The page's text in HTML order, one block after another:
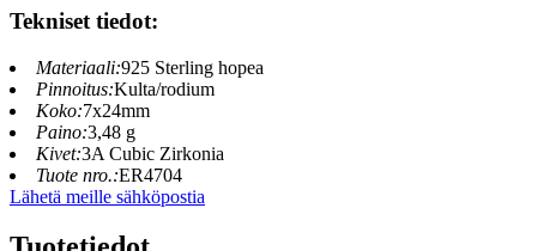
Tekniset tiedot:
Materiaali:925 Sterling hopea
Pinnoitus:Kulta/rodium
Koko:7x24mm
Paino:3,48 g
Kivet:3A Cubic Zirkonia
Tuote nro.:ER4704
Lähetä meille sähköpostia